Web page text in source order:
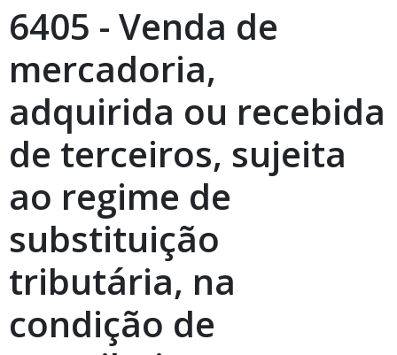
6405 - Venda de
mercadoria,
adquirida ou recebida
de terceiros, sujeita
ao regime de
substituição
tributária, na
condição de